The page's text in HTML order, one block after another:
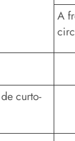
A
curto-